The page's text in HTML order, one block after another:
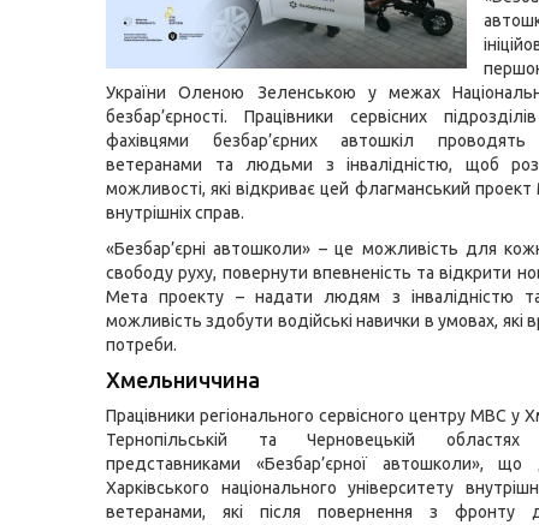
України Оленою Зеленською у межах
безбар’єрності. Працівники сервісних
фахівцями безбар’єрних автошкіл проводять
ветеранами та людьми з інвалідністю, щоб
можливості, які відкриває цей флагманський проект
внутрішніх справ.
«Безбар’єрні автошколи» – це можливість для
свободу руху, повернути впевненість та відкрити
Мета проекту – надати людям з інвалідністю
можливість здобути водійські навички в умовах, які
потреби.
Хмельниччина
Працівники регіонального сервісного центру МВС у
Тернопільській та Черновецькій
представниками «Безбар’єрної автошколи», що
Харківського національного університету
ветеранами, які після повернення з фронту